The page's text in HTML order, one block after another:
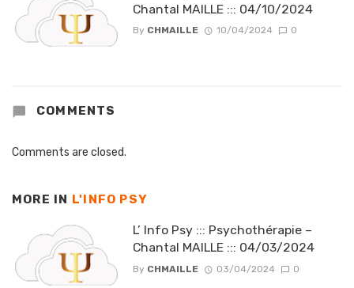
Chantal MAILLE ::: 04/10/2024
By CHMAILLE 10/04/2024 0
COMMENTS
Comments are closed.
MORE IN L'INFO PSY
L’ Info Psy ::: Psychothérapie –
Chantal MAILLE ::: 04/03/2024
By CHMAILLE 03/04/2024 0